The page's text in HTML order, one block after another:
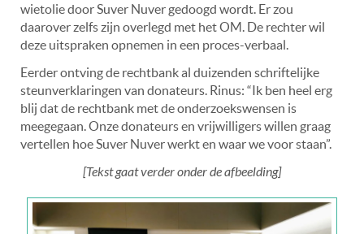
wietolie door Suver Nuver gedoogd wordt. Er zou
daarover zelfs zijn overlegd met het OM. De rechter wil
deze uitspraken opnemen in een proces-verbaal.
Eerder ontving de rechtbank al duizenden schriftelijke
steunverklaringen van donateurs. Rinus: “Ik ben heel erg
blij dat de rechtbank met de onderzoekswensen is
meegegaan. Onze donateurs en vrijwilligers willen graag
vertellen hoe Suver Nuver werkt en waar we voor staan”.
[Tekst gaat verder onder de afbeelding]